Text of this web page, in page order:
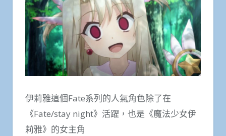
伊莉雅這個Fate系列的人氣角色除了在
《Fate/stay night》活躍，也是《魔法少女伊
莉雅》的女主角